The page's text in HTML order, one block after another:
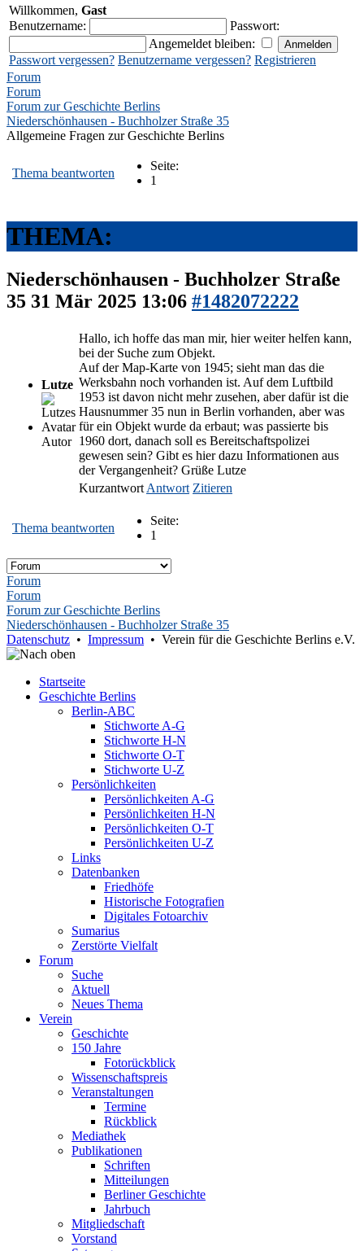
Willkommen, Gast
Benutzername:
Passwort:
Angemeldet bleiben:
Passwort vergessen? Benutzername vergessen? Registrieren
Forum
Forum
Forum zur Geschichte Berlins
Niederschönhausen - Buchholzer Straße 35
Allgemeine Fragen zur Geschichte Berlins
Thema beantworten
Seite:
1
THEMA:
Niederschönhausen - Buchholzer Straße
35 31 Mär 2025 13:06 #1482072222
Lutze
Autor
Hallo, ich hoffe das man mir, hier weiter helfen kann,
bei der Suche zum Objekt.
Auf der Map-Karte von 1945; sieht man das die
Werksbahn noch vorhanden ist. Auf dem Luftbild
1953 ist davon nicht mehr zusehen, aber dafür ist die
Hausnummer 35 nun in Berlin vorhanden, aber was
für ein Objekt wurde da erbaut; was passierte bis
1960 dort, danach soll es Bereitschaftspolizei
gewesen sein? Gibt es hier dazu Informationen aus
der Vergangenheit? Grüße Lutze
Kurzantwort Antwort Zitieren
Thema beantworten
Seite:
1
Forum
Forum
Forum zur Geschichte Berlins
Niederschönhausen - Buchholzer Straße 35
Datenschutz • Impressum • Verein für die Geschichte Berlins e.V.
Startseite
Geschichte Berlins
Berlin-ABC
Stichworte A-G
Stichworte H-N
Stichworte O-T
Stichworte U-Z
Persönlichkeiten
Persönlichkeiten A-G
Persönlichkeiten H-N
Persönlichkeiten O-T
Persönlichkeiten U-Z
Links
Datenbanken
Friedhöfe
Historische Fotografien
Digitales Fotoarchiv
Sumarius
Zerstörte Vielfalt
Forum
Suche
Aktuell
Neues Thema
Verein
Geschichte
150 Jahre
Fotorückblick
Wissenschaftspreis
Veranstaltungen
Termine
Rückblick
Mediathek
Publikationen
Schriften
Mitteilungen
Berliner Geschichte
Jahrbuch
Mitgliedschaft
Vorstand